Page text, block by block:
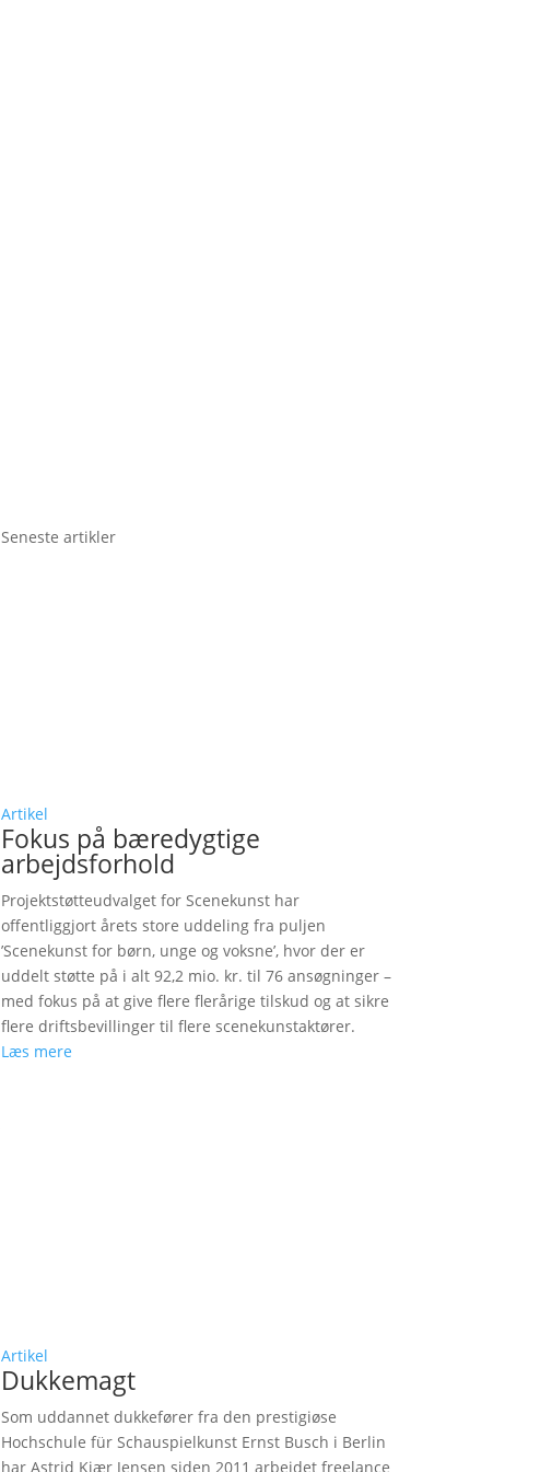
Seneste artikler
Artikel
Fokus på bæredygtige
arbejdsforhold
Projektstøtteudvalget for Scenekunst har
offentliggjort årets store uddeling fra puljen
’Scenekunst for børn, unge og voksne’, hvor der er
uddelt støtte på i alt 92,2 mio. kr. til 76 ansøgninger –
med fokus på at give flere flerårige tilskud og at sikre
flere driftsbevillinger til flere scenekunstaktører.
Læs mere
Artikel
Dukkemagt
Som uddannet dukkefører fra den prestigiøse
Hochschule für Schauspielkunst Ernst Busch i Berlin
har Astrid Kjær Jensen siden 2011 arbejdet freelance